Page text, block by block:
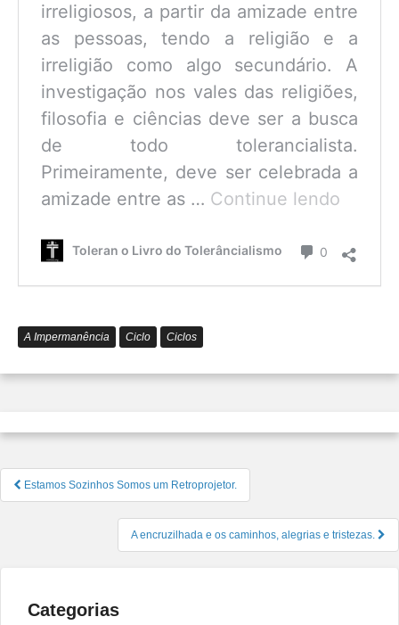
irreligiosos, a partir da amizade entre
as pessoas, tendo a religião e a
irreligião como algo secundário. A
investigação nos vales das religiões,
filosofia e ciências deve ser a busca
de todo tolerancialista.
Primeiramente, deve ser celebrada a
amizade entre as … Continue lendo
é
Toleran o Livro do Tolerâncialismo 0 Comentário
A Impermanência Ciclo Ciclos
Navegação
de
Estamos Sozinhos Somos um Retroprojetor.
A encruzilhada e os caminhos, alegrias e tristezas.
Categorias